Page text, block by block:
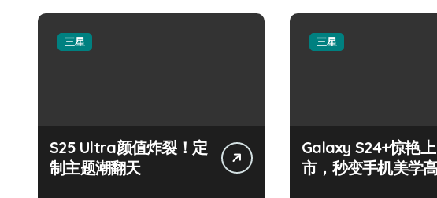
三星
S25 Ultra颜值炸裂！定
制主题潮翻天
三星
Galaxy S24+惊艳上
市，秒变手机美学